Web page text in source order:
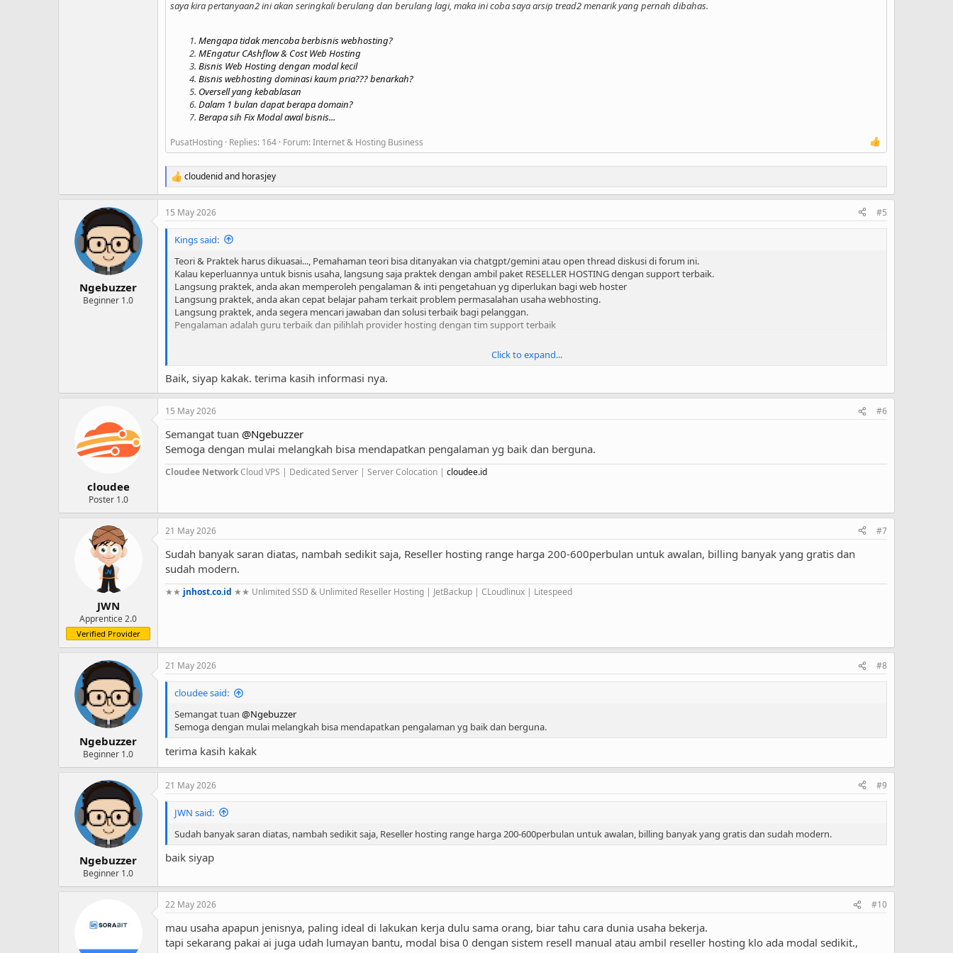
saya kira pertanyaan2 ini akan seringkali berulang dan berulang lagi, maka ini coba saya arsip tread2 menarik yang pernah dibahas.
Mengapa tidak mencoba berbisnis webhosting?
MEngatur CAshflow & Cost Web Hosting
Bisnis Web Hosting dengan modal kecil
Bisnis webhosting dominasi kaum pria??? benarkah?
Oversell yang kebablasan
Dalam 1 bulan dapat berapa domain?
Berapa sih Fix Modal awal bisnis...
PusatHosting Replies: 164 Forum:Internet & Hosting Business
R
e
a
c
t
n
cloudenidand horasjey
Ngebuzzer
Beginner 1.0
15 May 2026 #5
Kings said:
Teori & Praktek harus dikuasai..., Pemahaman teori bisa ditanyakan via chatgpt/gemini atau open thread diskusi di forum ini.
Kalau keperluannya untuk bisnis usaha, langsung saja praktek dengan ambil paket RESELLER HOSTING dengan support terbaik.
Langsung praktek, anda akan memperoleh pengalaman & inti pengetahuan yg diperlukan bagi web hoster
Langsung praktek, anda akan cepat belajar paham terkait problem permasalahan usaha webhosting.
Langsung praktek, anda segera mencari jawaban dan solusi terbaik bagi pelanggan.
Pengalaman adalah guru terbaik dan pilihlah provider hosting dengan tim support terbaik
Thread '[RANGKUMAN] Memulai Bisnis Web Hosting'
20 Dec 2009
Bagaimana memulai bisnis webhosting? berapa modal berbisnis web hosting? Kapan BEP? Bisnis web hosting masih menguntungkan tidak?
saya kira pertanyaan2 ini akan seringkali berulang dan berulang lagi, maka ini coba saya arsip tread2 menarik yang pernah dibahas.
Mengapa tidak mencoba berbisnis webhosting?
Oversell yang kebablasan
Dalam 1 bulan dapat berapa domain?
Berapa sih Fix Modal awal bisnis...
PusatHosting Replies: 164
Click to expand...
Baik, siyap kakak. terima kasih informasi nya.
cloudee
Poster 1.0
15 May 2026 #6
Semangat tuan @Ngebuzzer
Semoga dengan mulai melangkah bisa mendapatkan pengalaman yg baik dan berguna.
Cloudee NetworkCloud VPS | Dedicated Server | Server Colocation | cloudee.id
JWN
Apprentice 2.0
Verified Provider
21 May 2026 #7
Sudah banyak saran diatas, nambah sedikit saja, Reseller hosting range harga 200-600perbulan untuk awalan, billing banyak yang gratis dan
sudah modern.
★★ jnhost.co.id ★★ Unlimited SSD & Unlimited Reseller Hosting | JetBackup | CLoudlinux | Litespeed
Ngebuzzer
Beginner 1.0
21 May 2026 #8
cloudee said:
Semangat tuan @Ngebuzzer
Semoga dengan mulai melangkah bisa mendapatkan pengalaman yg baik dan berguna.
terima kasih kakak
Ngebuzzer
Beginner 1.0
21 May 2026 #9
JWN said:
Sudah banyak saran diatas, nambah sedikit saja, Reseller hosting range harga 200-600perbulan untuk awalan, billing banyak yang gratis dan sudah modern.
baik siyap
22 May 2026 #10
mau usaha apapun jenisnya, paling ideal di lakukan kerja dulu sama orang, biar tahu cara dunia usaha bekerja.
tapi sekarang pakai ai juga udah lumayan bantu, modal bisa 0 dengan sistem resell manual atau ambil reseller hosting klo ada modal sedikit.,